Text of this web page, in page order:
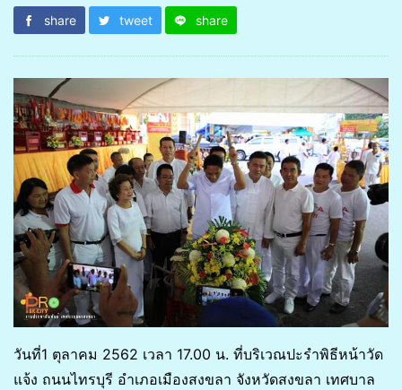
share tweet share
วันที่1 ตุลาคม 2562 เวลา 17.00 น. ที่บริเวณปะรำพิธีหน้าวัด
แจ้ง ถนนไทรบุรี อำเภอเมืองสงขลา จังหวัดสงขลา เทศบาล